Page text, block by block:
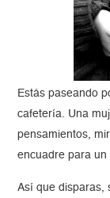
Estás paseando
cafetería. Una
pensamientos,
encuadre para un
Así que disparas,